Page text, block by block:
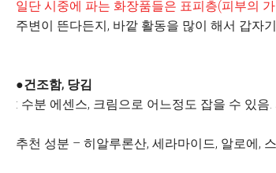
일단 시중에 파는 화장품들은 표피층(피부의
주변이 뜬다든지, 바깥 활동을 많이 해서 갑자
●건조함, 당김
: 수분 에센스, 크림으로 어느정도 잡을 수 있
추천 성분 – 히알루론산, 세라마이드, 알로에,